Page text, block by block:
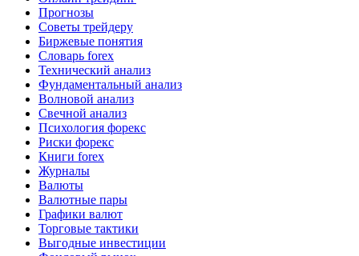
Прогнозы
Советы трейдеру
Биржевые понятия
Словарь forex
Технический анализ
Фундаментальный анализ
Волновой анализ
Свечной анализ
Психология форекс
Риски форекс
Книги forex
Журналы
Валюты
Валютные пары
Графики валют
Торговые тактики
Выгодные инвестиции